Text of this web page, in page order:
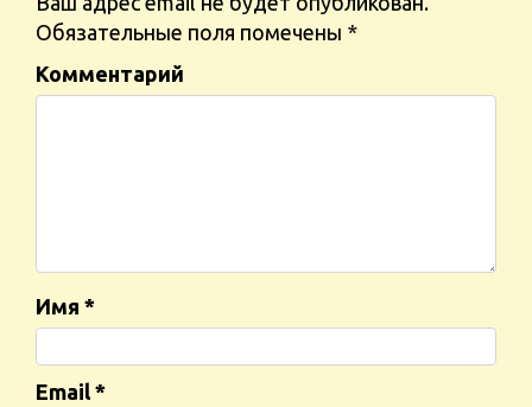
Обязательные поля помечены *
Комментарий
Имя *
Email *